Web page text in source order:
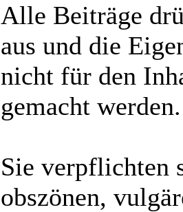
Alle Beiträge
aus und die
nicht für den
gemacht werden.
Sie verpflichten
obszönen,